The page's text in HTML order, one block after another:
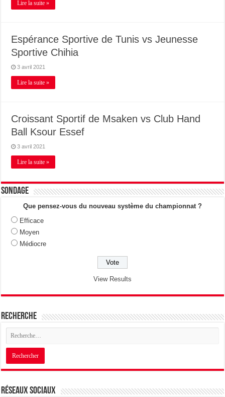
Lire la suite »
Espérance Sportive de Tunis vs Jeunesse
Sportive Chihia
3 avril 2021
Lire la suite »
Croissant Sportif de Msaken vs Club Hand
Ball Ksour Essef
3 avril 2021
Lire la suite »
Sondage
Que pensez-vous du nouveau système du championnat ?
Efficace
Moyen
Médiocre
View Results
Recherche
Réseaux sociaux